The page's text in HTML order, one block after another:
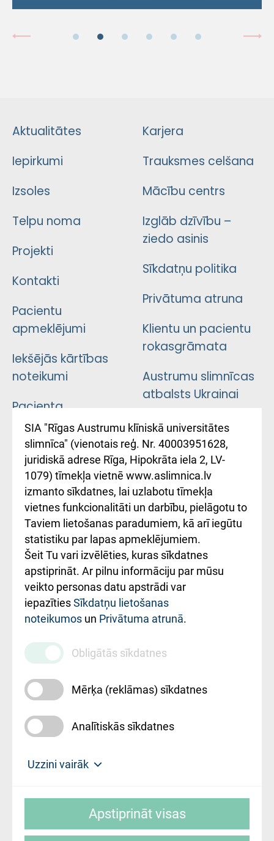
Aktualitātes
Iepirkumi
Izsoles
Telpu noma
Projekti
Kontakti
Pacientu
apmeklējumi
Iekšējās kārtības
noteikumi
Pacienta
atsauksmju/sūdzību
iesniegšanas
kārtība
Kā pie mums nokļūt
Rēķinu apmaksas
ceļvedis
Rekvizīti un
ārstniecības
iestādes kods
010000234
Maksas
pakalpojumu
cenrādis
Karjera
Trauksmes celšana
Mācību centrs
Izglāb dzīvību –
ziedo asinis
Sīkdatņu politika
Privātuma atruna
Klientu un pacientu
rokasgrāmata
Austrumu slimnīcas
atbalsts Ukrainai
Підтримка Східної
лікарні та співпраця з
Україною
SIA "Rīgas Austrumu klīniskā universitātes
slimnīca" (vienotais reģ. Nr. 40003951628,
juridiskā adrese Rīga, Hipokrāta iela 2, LV-
1079) tīmekļa vietnē www.aslimnica.lv
izmanto sīkdatnes, lai uzlabotu tīmekļa
vietnes funkcionalitāti un darbību, pielāgotu to
Taviem lietošanas paradumiem, kā arī iegūtu
statistiku par lapas apmeklējumiem.
Šeit Tu vari izvēlēties, kuras sīkdatnes
apstiprināt. Ar pilnu informāciju par mūsu
veikto personas datu apstrādi var
iepazītiesSīkdatņu lietošanas
noteikumos un Privātuma atrunā.
Obligātās sīkdatnes
Mērķa (reklāmas) sīkdatnes
Analītiskās sīkdatnes
Uzzini vairāk
slimnīca, turpmāk – Pārzinis, sīkdatņu
Apstiprināt visas